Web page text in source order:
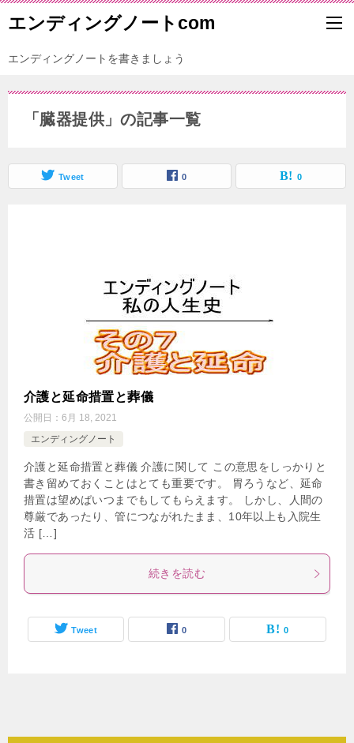
エンディングノートcom
エンディングノートを書きましょう
「臓器提供」の記事一覧
Tweet 0 0
介護と延命措置と葬儀
公開日： 6月 18, 2021
エンディングノート
介護と延命措置と葬儀 介護に関して この意思をしっかりと
書き留めておくことはとても重要です。 胃ろうなど、延命
措置は望めばいつまでもしてもらえます。 しかし、人間の
尊厳であったり、管につながれたまま、10年以上も入院生
活 […]
続きを読む
Tweet 0 0